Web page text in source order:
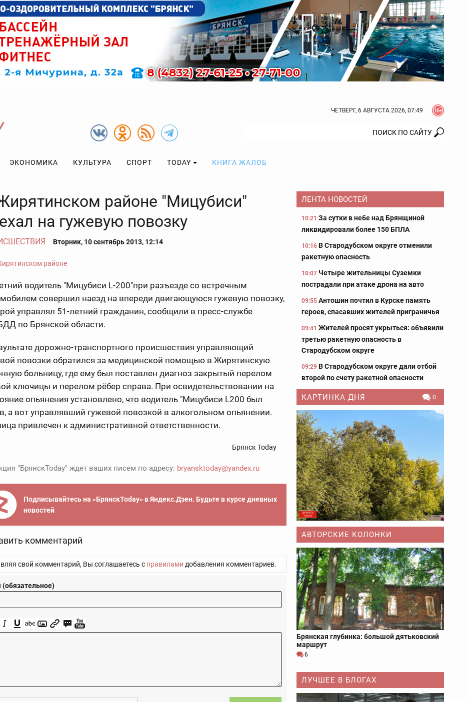
ЧЕТВЕРГ, 6 АВГУСТА 2026, 07:49
ЭКОНОМИКА КУЛЬТУРА СПОРТ TODAY КНИГА ЖАЛОБ
районе "Мицубиси"
на гужевую повозку
Вторник, 10 сентябрь 2013, 12:14
водитель "Мицубиси L-200"при разъезде со встречным
совершил наезд на впереди двигающуюся гужевую повозку,
управлял 51-летний гражданин, сообщили в пресс-службе
по Брянской области.
дорожно-транспортного происшествия управляющий
повозки обратился за медицинской помощью в Жирятинскую
больницу, где ему был поставлен диагноз закрытый перелом
ключицы и перелом рёбер справа. При освидетельствовании на
опьянения установлено, что водитель "Мицубиси L200 был
а вот управлявший гужевой повозкой в алкогольном опьянении.
привлечен к административной ответственности.
Брянск Today
"БрянскToday" ждет ваших писем по адресу: bryansktoday@yandex.ru
Подписывайтесь на «БрянскToday» в Яндекс.Дзен. Будьте в курсе дневных
новостей
комментарий
свой комментарий, Вы соглашаетесь с правилами добавления комментариев.
ЛЕНТА НОВОСТЕЙ
10:21 За сутки в небе над Брянщиной
ликвидировали более 150 БПЛА
10:16 В Стародубском округе отменили
ракетную опасность
10:07 Четыре жительницы Суземки
пострадали при атаке дрона на авто
09:55 Антошин почтил в Курске память
героев, спасавших жителей приграничья
09:41 Жителей просят укрыться: объявили
третью ракетную опасность в
Стародубском округе
09:29 В Стародубском округе дали отбой
второй по счету ракетной опасности
КАРТИНКА ДНЯ 0
АВТОРСКИЕ КОЛОНКИ
Брянская глубинка: большой дятьковский
маршрут
6
ЛУЧШЕЕ В БЛОГАХ